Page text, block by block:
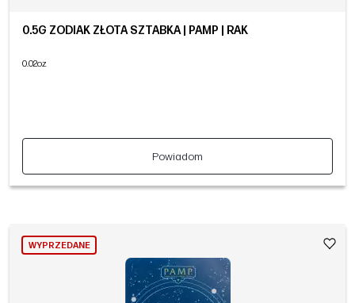
0.5G ZODIAK ZŁOTA SZTABKA | PAMP | RAK
0.02oz
Powiadom
WYPRZEDANE